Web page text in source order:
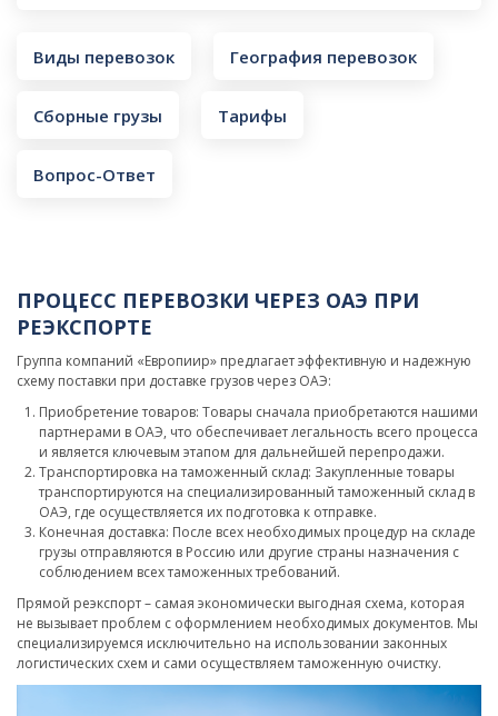
Виды перевозок География перевозок
Сборные грузы Тарифы
Вопрос-Ответ
ПРОЦЕСС ПЕРЕВОЗКИ ЧЕРЕЗ ОАЭ ПРИ
РЕЭКСПОРТЕ
Группа компаний «Европиир» предлагает эффективную и надежную
схему поставки при доставке грузов через ОАЭ:
Приобретение товаров: Товары сначала приобретаются нашими
партнерами в ОАЭ, что обеспечивает легальность всего процесса
и является ключевым этапом для дальнейшей перепродажи.
Транспортировка на таможенный склад: Закупленные товары
транспортируются на специализированный таможенный склад в
ОАЭ, где осуществляется их подготовка к отправке.
Конечная доставка: После всех необходимых процедур на складе
грузы отправляются в Россию или другие страны назначения с
соблюдением всех таможенных требований.
Прямой реэкспорт – самая экономически выгодная схема, которая
не вызывает проблем с оформлением необходимых документов. Мы
специализируемся исключительно на использовании законных
логистических схем и сами осуществляем таможенную очистку.